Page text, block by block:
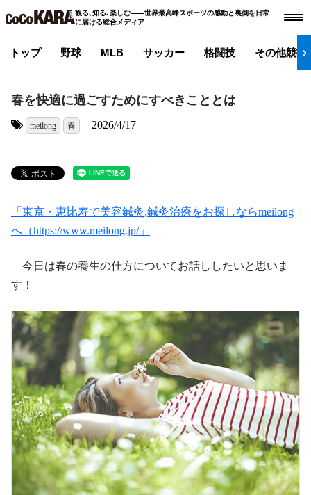
観る､知る､楽しむ――世界最高峰スポーツの感動と裏側を日常
に届ける総合メディア
トップ 野球 MLB サッカー 格闘技 その他競技
春を快適に過ごすためにすべきこととは
meilong 春 2026/4/17
「東京・恵比寿で美容鍼灸,鍼灸治療をお探しならmeilong
へ（https://www.meilong.jp/」
今日は春の養生の仕方についてお話ししたいと思いま
す！